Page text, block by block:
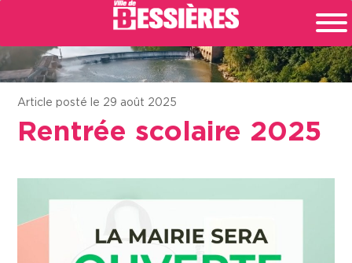
Article posté le 29 août 2025
Rentrée scolaire 2025